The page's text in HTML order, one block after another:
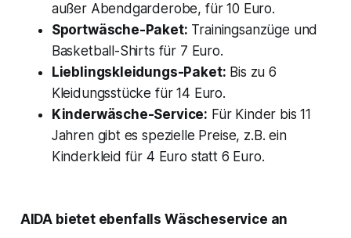
außer Abendgarderobe, für 10 Euro.
Sportwäsche-Paket: Trainingsanzüge und
Basketball-Shirts für 7 Euro.
Lieblingskleidungs-Paket: Bis zu 6
Kleidungsstücke für 14 Euro.
Kinderwäsche-Service: Für Kinder bis 11
Jahren gibt es spezielle Preise, z.B. ein
Kinderkleid für 4 Euro statt 6 Euro.
AIDA bietet ebenfalls Wäscheservice an